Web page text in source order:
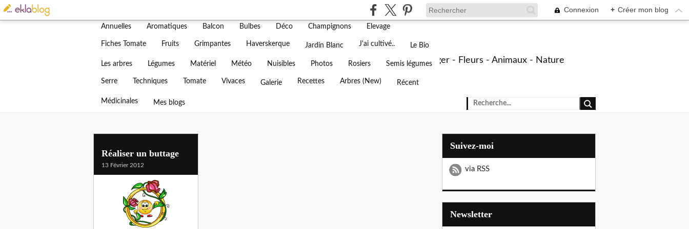
Connexion + Créer mon blog
Blog d'un jardin blanc dans l'Oise
Vous trouverez ici tout sur notre jardin fleuri et notre potager - Fleurs - Animaux - Nature
Annuaire
Annuelles Aromatiques Balcon Bulbes Déco Champignons Elevage
Fiches Tomate Fruits Grimpantes Haverskerque Jardin Blanc J'ai cultivé.. Le Bio
Les arbres Légumes Matériel Météo Nuisibles Photos Rosiers Semis légumes
Serre Techniques Tomate Vivaces Galerie Recettes Arbres (New) Récent
Médicinales Mes blogs
artichauts
Réaliser un buttage
13 Février 2012
Suivez-moi
via RSS
Newsletter